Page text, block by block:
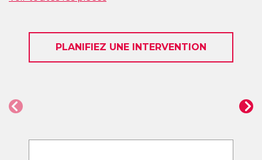
PLANIFIEZ UNE INTERVENTION